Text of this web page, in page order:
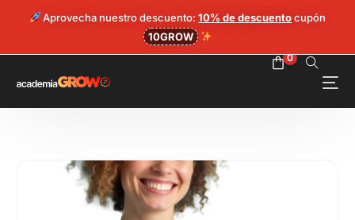
Aprovecha nuestro descuento:10% de descuentocupón
10GROW
0
3
7
5
1
7
Hazte Grower